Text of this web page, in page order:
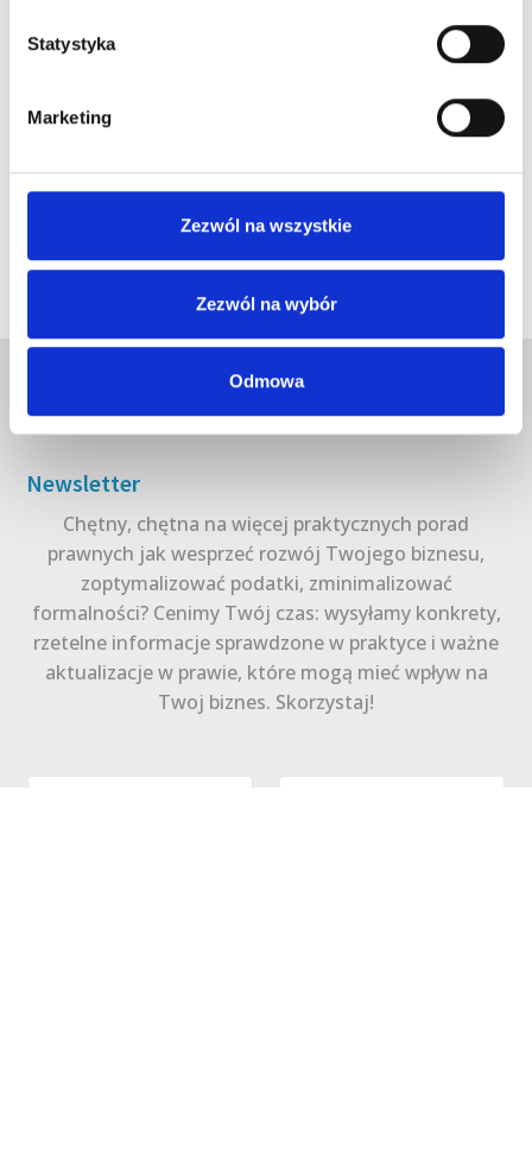
Statystyka
Marketing
Zezwól na wszystkie
Zezwól na wybór
Odmowa
Newsletter
Chętny, chętna na więcej praktycznych porad
prawnych jak wesprzeć rozwój Twojego biznesu,
zoptymalizować podatki, zminimalizować
formalności? Cenimy Twój czas: wysyłamy konkrety,
rzetelne informacje sprawdzone w praktyce i ważne
aktualizacje w prawie, które mogą mieć wpływ na
Twoj biznes. Skorzystaj!